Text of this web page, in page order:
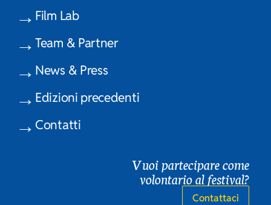
Film Lab
Team & Partner
News & Press
Edizioni precedenti
Contatti
Vuoi partecipare come
volontario al festival?
Contattaci